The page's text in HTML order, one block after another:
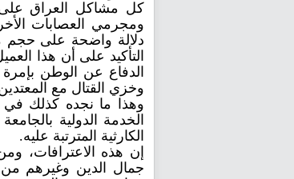
كل مشاكل العراق على
ومجرمي العصابات
دلالة واضحة على حجم
التأكيد على أن هذا
الدفاع عن الوطن
وخزي القتال مع
الخدمة الدولية
الكارثية المترتبة عليه.
إن هذه الاعترافات،
جمال الدين وغيرهم